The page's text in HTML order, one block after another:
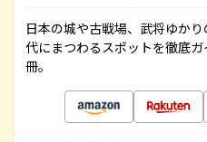
日本の城や古戦場、武将ゆか
代にまつわるスポットを徹底
冊。